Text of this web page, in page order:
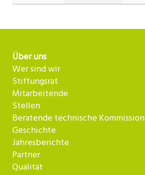
Über uns
Wer sind wir
Stiftungsrat
Mitarbeitende
Stellen
Beratende technische Kommission
Geschichte
Jahresberichte
Partner
Qualität